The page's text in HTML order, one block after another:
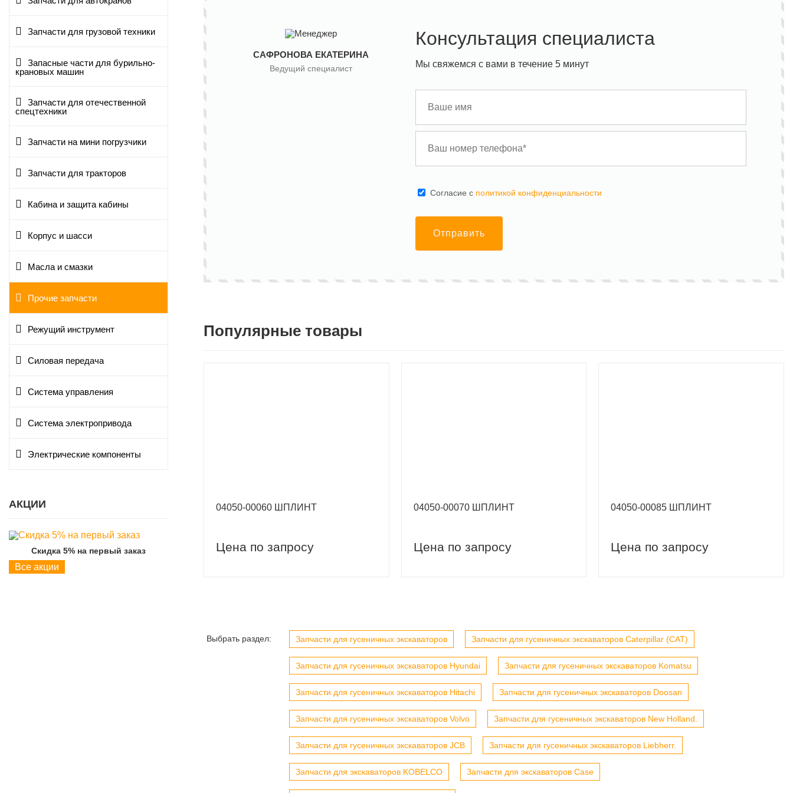
Запчасти для грузовой техники
Запасные части для бурильно-
крановых машин
Запчасти для отечественной
спецтехники
Запчасти на мини погрузчики
Запчасти для тракторов
Кабина и защита кабины
Корпус и шасси
Масла и смазки
Прочие запчасти
Режущий инструмент
Силовая передача
Система управления
Система электропривода
Электрические компоненты
АКЦИИ
Скидка 5% на первый заказ Скидка 5% на первый заказ Скидка 5% на первый заказ
Все акции
САФРОНОВА ЕКАТЕРИНА
Ведущий специалист
Консультация специалиста
Мы свяжемся с вами в течение 5 минут
Cогласие с политикой конфиденциальности
Отправить
Популярные товары
04050-00060 ШПЛИНТ
Цена по запросу
04050-00070 ШПЛИНТ
Цена по запросу
04050-00085 ШПЛИНТ
Цена по запросу
Выбрать раздел: Запчасти для гусеничных экскаваторов Запчасти для гусеничных экскаваторов Caterpillar (CAT)
Запчасти для гусеничных экскаваторов Hyundai Запчасти для гусеничных экскаваторов Komatsu
Запчасти для гусеничных экскаваторов Hitachi Запчасти для гусеничных экскаваторов Doosan
Запчасти для гусеничных экскаваторов Volvo Запчасти для гусеничных экскаваторов New Holland.
Запчасти для гусеничных экскаваторов JCB Запчасти для гусеничных экскаваторов Liebherr.
Запчасти для экскаваторов KOBELCO Запчасти для экскаваторов Case